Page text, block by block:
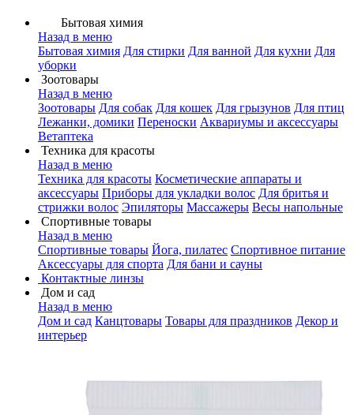
Бытовая химия
Назад в меню
Бытовая химия Для стирки Для ванной Для кухни Для
уборки
Зоотовары
Назад в меню
Зоотовары Для собак Для кошек Для грызунов Для птиц
Лежанки, домики Переноски Аквариумы и аксессуары
Ветаптека
Техника для красоты
Назад в меню
Техника для красоты Косметические аппараты и
аксессуары Приборы для укладки волос Для бритья и
стрижки волос Эпиляторы Массажеры Весы напольные
Спортивные товары
Назад в меню
Спортивные товары Йога, пилатес Спортивное питание
Аксессуары для спорта Для бани и сауны
Контактные линзы
Дом и сад
Назад в меню
Дом и сад Канцтовары Товары для праздников Декор и
интерьер